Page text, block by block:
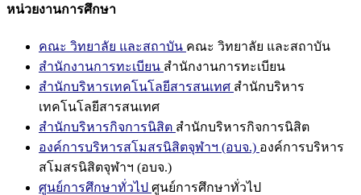
หน่วยงานการศึกษา
คณะ วิทยาลัย และสถาบัน คณะ วิทยาลัย และสถาบัน
สำนักงานการทะเบียน สำนักงานการทะเบียน
สำนักบริหารเทคโนโลยีสารสนเทศ สำนักบริหาร
เทคโนโลยีสารสนเทศ
สำนักบริหารกิจการนิสิต สำนักบริหารกิจการนิสิต
องค์การบริหารสโมสรนิสิตจุฬาฯ (อบจ.) องค์การบริหาร
สโมสรนิสิตจุฬาฯ (อบจ.)
ศูนย์การศึกษาทั่วไป ศูนย์การศึกษาทั่วไป